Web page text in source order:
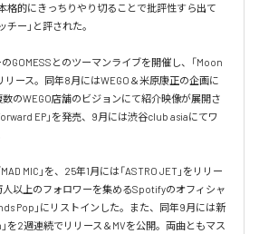
本格的にきっちりやり切ることで批評性すら出て
チー」と評された。
GOMESSとのツーマンライブを開催し、「Moon
リース。同年8月にはWEGO＆米原康正の企画に
のWEGO店舗のビジョンにて紹介映像が展開さ
EP」を発売、9月には渋谷club asiaにてワ
MIC」を、25年1月には「ASTRO JET」をリリー
人以上のフォロワーを集めるSpotifyのオフィシャ
Pop」にリストインした。また、同年9月には新
」を2週連続でリリース＆MVを公開。両曲ともマス